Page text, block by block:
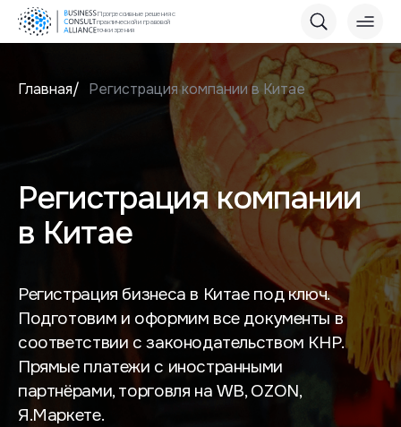
Прогрессивные решения с
практической и правовой
точки зрения
Главная Регистрация компании в Китае
Регистрация компании
в Китае
Регистрация бизнеса в Китае под ключ.
Подготовим и оформим все документы в
соответствии с законодательством КНР.
Прямые платежи с иностранными
партнёрами, торговля на WB, OZON,
Я.Маркете.